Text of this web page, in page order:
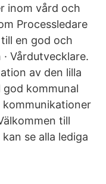
inom vård och
Processledare
en god och
Vårdutvecklare.
av den lilla
kommunal
till
se alla lediga